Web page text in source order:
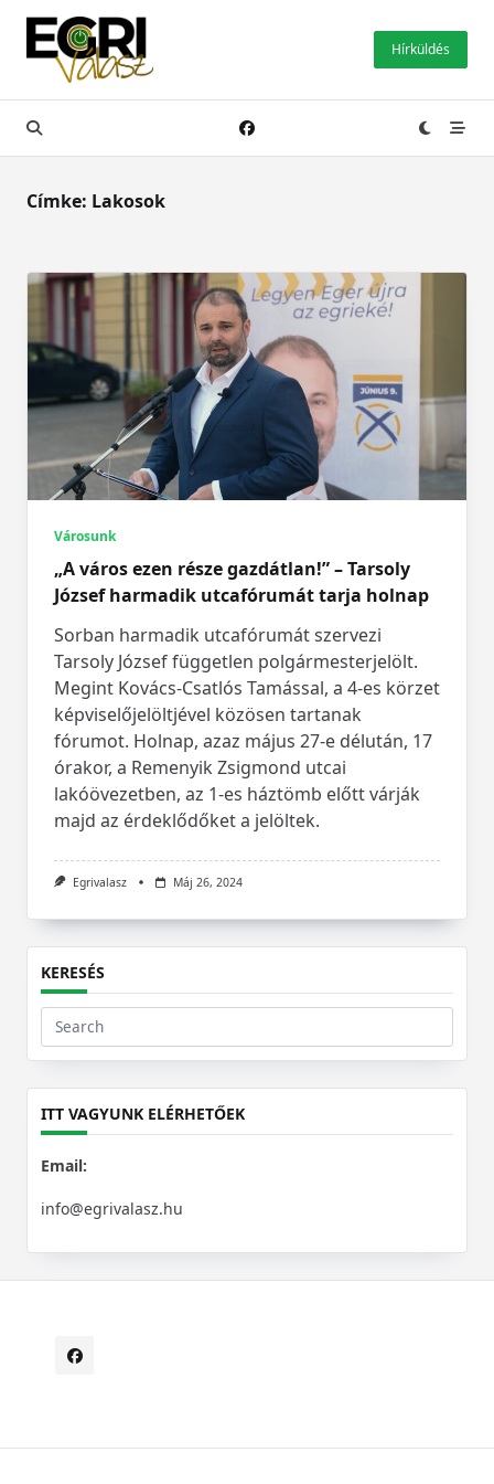
Skip
content
Hírküldés
Címke: Lakosok
Városunk
„A város ezen része gazdátlan!” – Tarsoly
József harmadik utcafórumát tarja holnap
Sorban harmadik utcafórumát szervezi
Tarsoly József független polgármesterjelölt.
Megint Kovács-Csatlós Tamással, a 4-es körzet
képviselőjelöltjével közösen tartanak
fórumot. Holnap, azaz május 27-e délután, 17
órakor, a Remenyik Zsigmond utcai
lakóövezetben, az 1-es háztömb előtt várják
majd az érdeklődőket a jelöltek.
Egrivalasz Máj 26, 2024
KERESÉS
Search
for:
ITT VAGYUNK ELÉRHETŐEK
Email:
info@egrivalasz.hu